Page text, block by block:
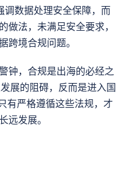
调数据处理安全保障，而
做法，未满足安全要求，
跨境合规问题。
钟，合规是出海的必经之
展的阻碍，反而是进入国
有严格遵循这些法规，才
远发展。